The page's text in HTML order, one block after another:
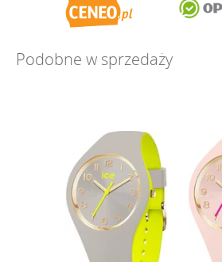
Podobne w sprzedaży